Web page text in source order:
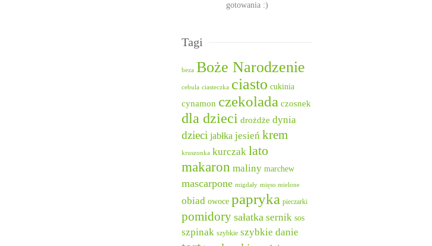
gotowania :)
Tagi
beza Boże Narodzenie
cebula ciasteczka ciasto cukinia
cynamon czekolada czosnek
dla dzieci drożdże dynia
dzieci jabłka jesień krem
kruszonka kurczak lato
makaron maliny marchew
mascarpone migdały mięso mielone
obiad owoce papryka pieczarki
pomidory sałatka sernik sos
szpinak szybkie szybkie danie